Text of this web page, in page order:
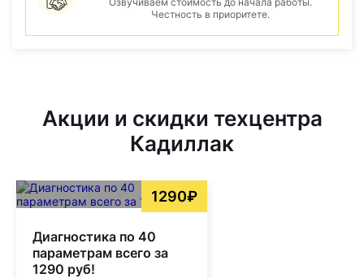
Честность в приоритете.
Акции и скидки техцентра
Кадиллак
1290₽
Диагностика по 40
параметрам всего за
1290 руб!